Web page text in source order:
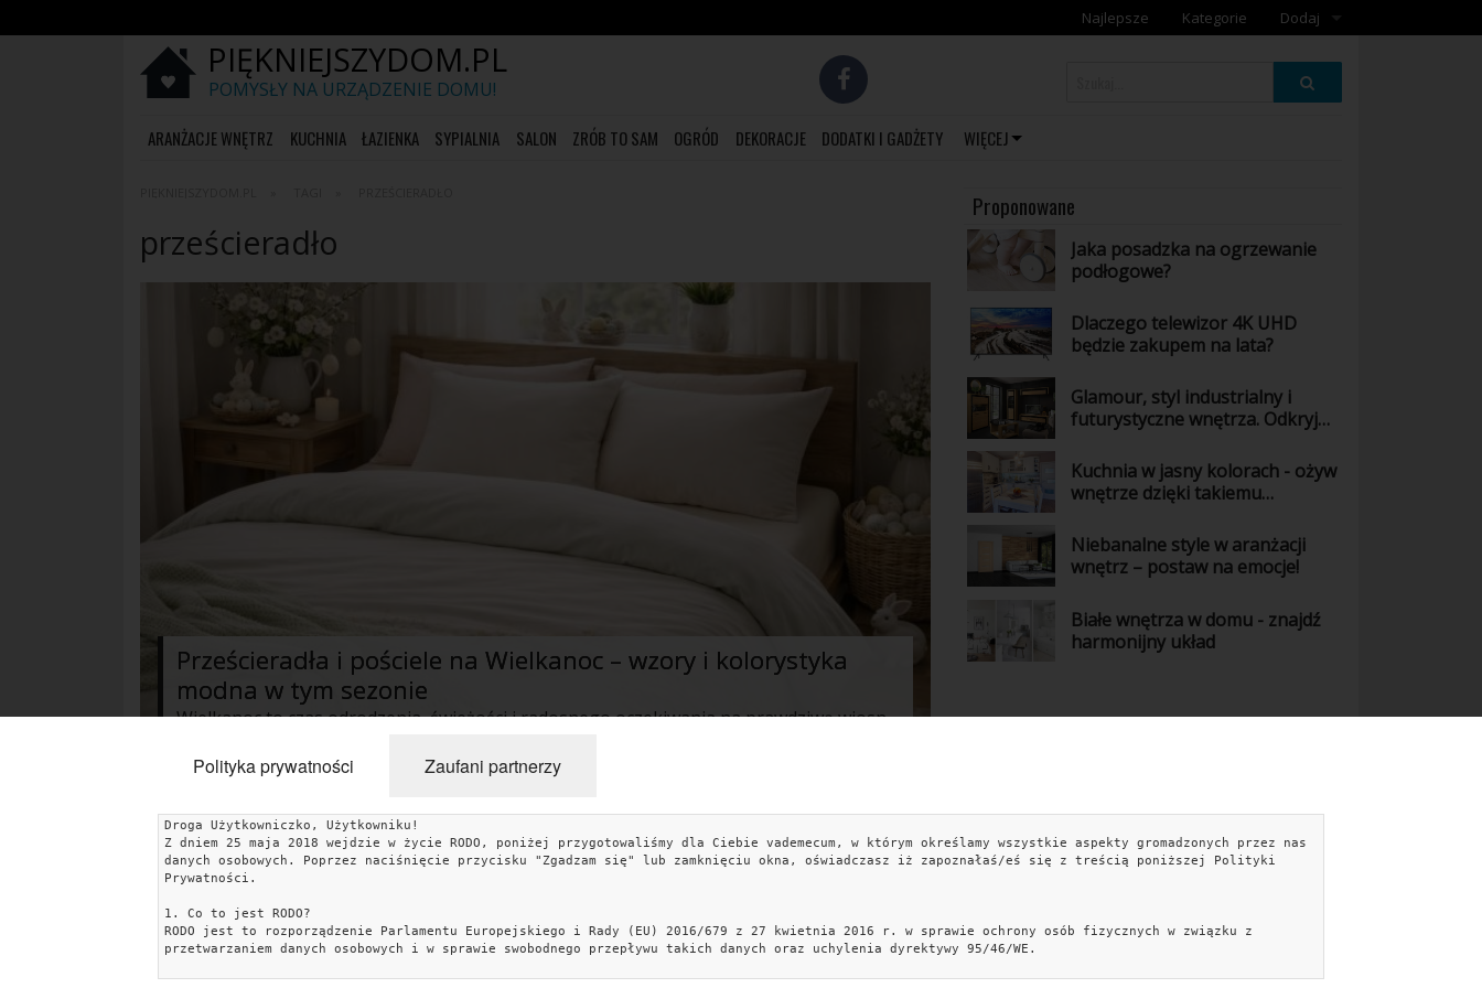
Najlepsze Kategorie
Dodaj
Dodaj galerię
PIĘKNIEJSZYDOM.PL
POMYSŁY NA URZĄDZENIE DOMU!
ARANŻACJE WNĘTRZ
KUCHNIA ŁAZIENKA SYPIALNIA SALON ZRÓB TO SAM OGRÓD DEKORACJE DODATKI I GADŻETY WIĘCEJ
prześcieradło
Prześcieradła i pościele na Wielkanoc – wzory i kolorystyka
modna w tym sezonie
Wielkanoc to czas odrodzenia, świeżości i radosnego oczekiwania na prawdziwą wiosnę. Choć nasze przygotowania skupiają się zazwyczaj na salonie i kuchni, warto przenieść tę wyjątkową atmosferę również do sypialni. Wymiana tekstyliów to najprostszy sposób, by odświeżyć wnętrze bez konieczności przeprowadzania remontu. Wybierając odpowiednie pościele i prześcieradła na ten okres, inwestujemy nie tylko w estetykę, ale i w lepszy nastrój, który towarzyszy nam zaraz po przebudzeniu w świąteczny poranek.
Proponowane
Jaka posadzka na ogrzewanie
podłogowe?
Dlaczego telewizor 4K UHD
będzie zakupem na lata?
Glamour, styl industrialny i
futurystyczne wnętrza. Odkryj
kolekcji Arosa
Kuchnia w jasny kolorach - ożyw
wnętrze dzięki takiemu
Niebanalne style w aranżacji
wnętrz – postaw na emocje!
Białe wnętrza w domu - znajdź
harmonijny układ
KATEGORIE
Aranżacje wnętrz
Salon Zrób to sam Ogród
artykuł partnerski artykul sponsorowany
dekoracje aranzacja sypialni styl skandynawski
łazienka aranżacja kuchni schody ogród
KONTAKT
kontakt@easebyte.pl
Facebook
KobiecePorady.pl Aranżujemy.pl PiękniejszyDom.pl
Polityka prywatności Zaufani partnerzy
Droga Użytkowniczko, Użytkowniku!
Z dniem 25 maja 2018 wejdzie w życie RODO, poniżej przygotowaliśmy dla Ciebie vademecum, w którym określamy wszystkie aspekty gromadzonych przez nas
danych osobowych. Poprzez naciśnięcie przycisku "Zgadzam się" lub zamknięciu okna, oświadczasz iż zapoznałaś/eś się z treścią poniższej Polityki
Prywatności.
1. Co to jest RODO?
RODO jest to rozporządzenie Parlamentu Europejskiego i Rady (EU) 2016/679 z 27 kwietnia 2016 r. w sprawie ochrony osób fizycznych w związku z
przetwarzaniem danych osobowych i w sprawie swobodnego przepływu takich danych oraz uchylenia dyrektywy 95/46/WE.
2. Jakie dane gromadzimy i w jakim celu?